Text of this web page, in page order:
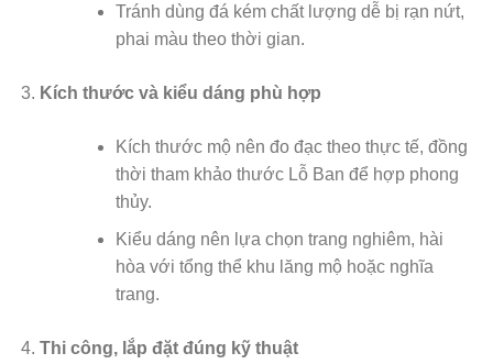
Tránh dùng đá kém chất lượng dễ bị rạn nứt,
phai màu theo thời gian.
Kích thước và kiểu dáng phù hợp
Kích thước mộ nên đo đạc theo thực tế, đồng
thời tham khảo thước Lỗ Ban để hợp phong
thủy.
Kiểu dáng nên lựa chọn trang nghiêm, hài
hòa với tổng thể khu lăng mộ hoặc nghĩa
trang.
Thi công, lắp đặt đúng kỹ thuật